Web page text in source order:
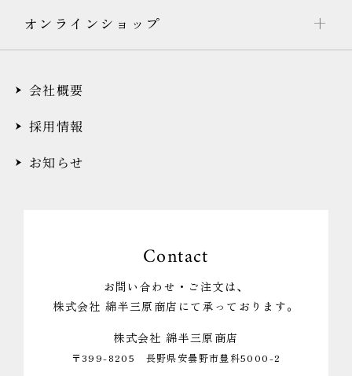
オンラインショップ
会社概要
採用情報
お知らせ
Contact
お問い合わせ・ご注文は、
株式会社 綿半三原商店にて承っております。
株式会社 綿半三原商店
〒399-8205 長野県安曇野市豊科5000-2